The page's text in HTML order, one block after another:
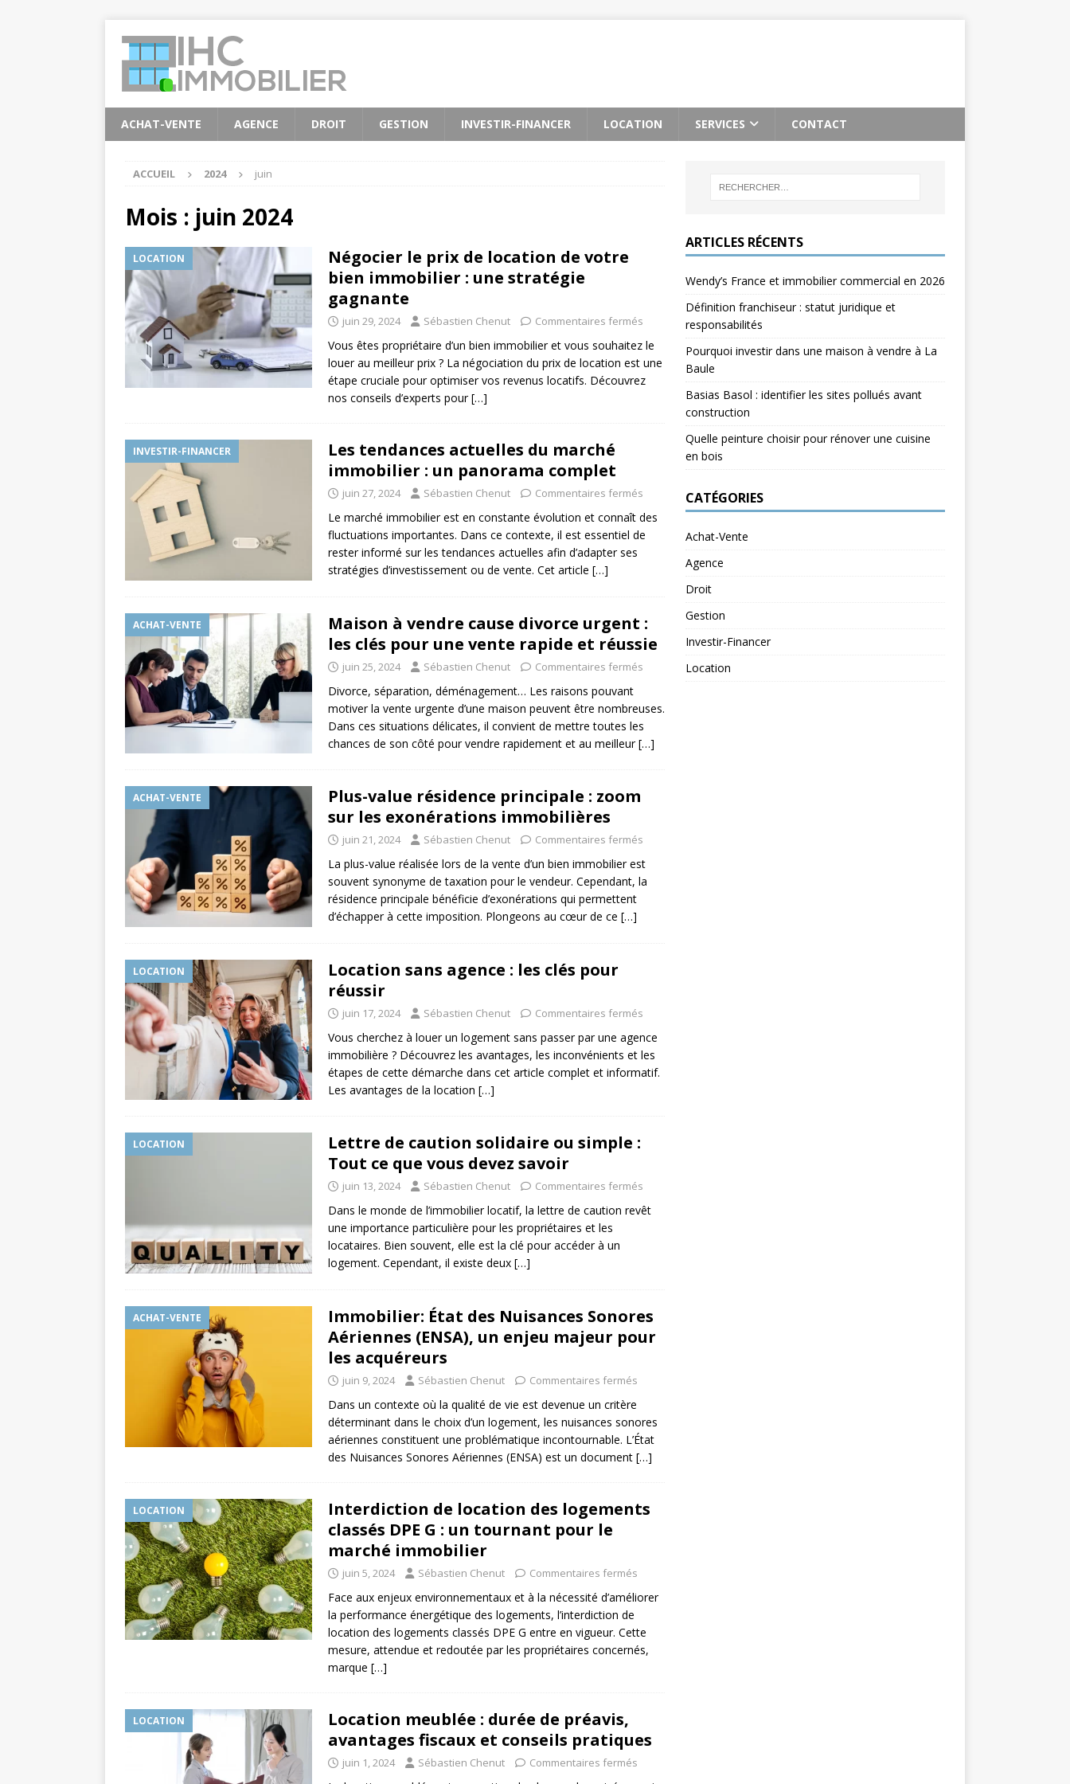
ACHAT-VENTE AGENCE DROIT GESTION INVESTIR-FINANCER LOCATION SERVICES CONTACT
ACCUEIL 2024 juin
Mois : juin 2024
LOCATION
Négocier le prix de location de votre
bien immobilier : une stratégie
gagnante
juin 29, 2024 Sébastien Chenut Commentaires fermés
Vous êtes propriétaire d’un bien immobilier et vous souhaitez le
louer au meilleur prix ? La négociation du prix de location est une
étape cruciale pour optimiser vos revenus locatifs. Découvrez
nos conseils d’experts pour[…]
INVESTIR-FINANCER
Les tendances actuelles du marché
immobilier : un panorama complet
juin 27, 2024 Sébastien Chenut Commentaires fermés
Le marché immobilier est en constante évolution et connaît des
fluctuations importantes. Dans ce contexte, il est essentiel de
rester informé sur les tendances actuelles afin d’adapter ses
stratégies d’investissement ou de vente. Cet article […]
ACHAT-VENTE
Maison à vendre cause divorce urgent :
les clés pour une vente rapide et réussie
juin 25, 2024 Sébastien Chenut Commentaires fermés
Divorce, séparation, déménagement… Les raisons pouvant
motiver la vente urgente d’une maison peuvent être nombreuses.
Dans ces situations délicates, il convient de mettre toutes les
chances de son côté pour vendre rapidement et au meilleur[…]
ACHAT-VENTE
Plus-value résidence principale : zoom
sur les exonérations immobilières
juin 21, 2024 Sébastien Chenut Commentaires fermés
La plus-value réalisée lors de la vente d’un bien immobilier est
souvent synonyme de taxation pour le vendeur. Cependant, la
résidence principale bénéficie d’exonérations qui permettent
d’échapper à cette imposition. Plongeons au cœur de ce […]
LOCATION
Location sans agence : les clés pour
réussir
juin 17, 2024 Sébastien Chenut Commentaires fermés
Vous cherchez à louer un logement sans passer par une agence
immobilière ? Découvrez les avantages, les inconvénients et les
étapes de cette démarche dans cet article complet et informatif.
Les avantages de la location […]
LOCATION
Lettre de caution solidaire ou simple :
Tout ce que vous devez savoir
juin 13, 2024 Sébastien Chenut Commentaires fermés
Dans le monde de l’immobilier locatif, la lettre de caution revêt
une importance particulière pour les propriétaires et les
locataires. Bien souvent, elle est la clé pour accéder à un
logement. Cependant, il existe deux […]
ACHAT-VENTE
Immobilier: État des Nuisances Sonores
Aériennes (ENSA), un enjeu majeur pour
les acquéreurs
juin 9, 2024 Sébastien Chenut Commentaires fermés
Dans un contexte où la qualité de vie est devenue un critère
déterminant dans le choix d’un logement, les nuisances sonores
aériennes constituent une problématique incontournable. L’État
des Nuisances Sonores Aériennes (ENSA) est un document […]
LOCATION
Interdiction de location des logements
classés DPE G : un tournant pour le
marché immobilier
juin 5, 2024 Sébastien Chenut Commentaires fermés
Face aux enjeux environnementaux et à la nécessité d’améliorer
la performance énergétique des logements, l’interdiction de
location des logements classés DPE G entre en vigueur. Cette
mesure, attendue et redoutée par les propriétaires concernés,
marque […]
LOCATION
Location meublée : durée de préavis,
avantages fiscaux et conseils pratiques
juin 1, 2024 Sébastien Chenut Commentaires fermés
ARTICLES RÉCENTS
Wendy’s France et immobilier commercial en 2026
Définition franchiseur : statut juridique et
responsabilités
Pourquoi investir dans une maison à vendre à La
Baule
Basias Basol : identifier les sites pollués avant
construction
Quelle peinture choisir pour rénover une cuisine
en bois
CATÉGORIES
Achat-Vente
Agence
Droit
Gestion
Investir-Financer
Location